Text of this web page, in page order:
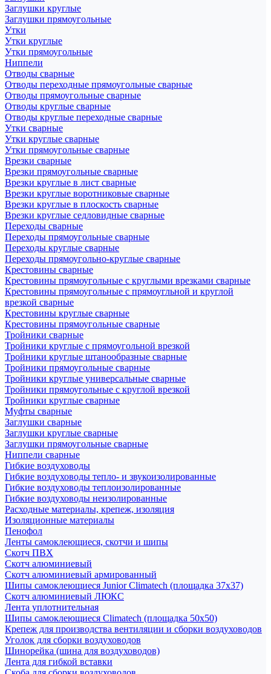
Заглушки круглые
Заглушки прямоугольные
Утки
Утки круглые
Утки прямоугольные
Ниппели
Отводы сварные
Отводы переходные прямоугольные сварные
Отводы прямоугольные сварные
Отводы круглые сварные
Отводы круглые переходные сварные
Утки сварные
Утки круглые сварные
Утки прямоугольные сварные
Врезки сварные
Врезки прямоугольные сварные
Врезки круглые в лист сварные
Врезки круглые воротниковые сварные
Врезки круглые в плоскость сварные
Врезки круглые седловидные сварные
Переходы сварные
Переходы прямоугольные сварные
Переходы круглые сварные
Переходы прямоугольно-круглые сварные
Крестовины сварные
Крестовины прямоугольные с круглыми врезками сварные
Крестовины прямоугольные с прямоугльной и круглой
врезкой сварные
Крестовины круглые сварные
Крестовины прямоугольные сварные
Тройники сварные
Тройники круглые с прямоугольной врезкой
Тройники круглые штанообразные сварные
Тройники прямоугольные сварные
Тройники круглые универсальные сварные
Тройники прямоугольные с круглой врезкой
Тройники круглые сварные
Муфты сварные
Заглушки сварные
Заглушки круглые сварные
Заглушки прямоугольные сварные
Ниппели сварные
Гибкие воздуховоды
Гибкие воздуховоды тепло- и звукоизолированные
Гибкие воздуховоды теплоизолированные
Гибкие воздуховоды неизолированные
Расходные материалы, крепеж, изоляция
Изоляционные материалы
Пенофол
Ленты самоклеющиеся, скотчи и шипы
Скотч ПВХ
Скотч алюминиевый
Скотч алюминиевый армированный
Шипы самоклеющиеся Junior Climatech (площадка 37х37)
Скотч алюминиевый ЛЮКС
Лента уплотнительная
Шипы самоклеющиеся Climatech (площадка 50х50)
Крепеж для производства вентиляции и сборки воздуховодов
Уголок для сборки воздуховодов
Шинорейка (шина для воздуховодов)
Лента для гибкой вставки